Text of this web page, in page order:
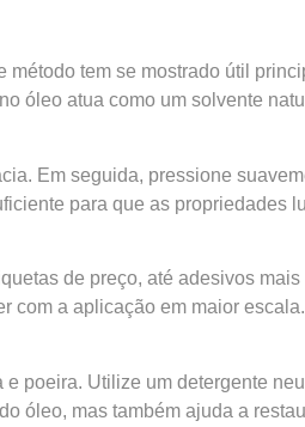
tem se mostrado útil
óleo atua como um solvente
Em seguida, pressione
para que as propriedades
de preço, até adesivos
com a aplicação em maior
poeira. Utilize um detergente
óleo, mas também ajuda a